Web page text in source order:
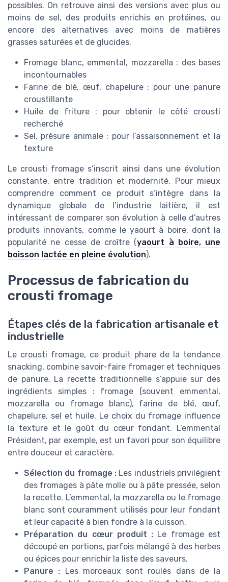
possibles. On retrouve ainsi des versions avec plus ou
moins de sel, des produits enrichis en protéines, ou
encore des alternatives avec moins de matières
grasses saturées et de glucides.
Fromage blanc, emmental, mozzarella : des bases
incontournables
Farine de blé, œuf, chapelure : pour une panure
croustillante
Huile de friture : pour obtenir le côté crousti
recherché
Sel, présure animale : pour l’assaisonnement et la
texture
Le crousti fromage s’inscrit ainsi dans une évolution
constante, entre tradition et modernité. Pour mieux
comprendre comment ce produit s’intègre dans la
dynamique globale de l’industrie laitière, il est
intéressant de comparer son évolution à celle d’autres
produits innovants, comme le yaourt à boire, dont la
popularité ne cesse de croître (yaourt à boire, une
boisson lactée en pleine évolution).
Processus de fabrication du
crousti fromage
Étapes clés de la fabrication artisanale et
industrielle
Le crousti fromage, ce produit phare de la tendance
snacking, combine savoir-faire fromager et techniques
de panure. La recette traditionnelle s’appuie sur des
ingrédients simples : fromage (souvent emmental,
mozzarella ou fromage blanc), farine de blé, œuf,
chapelure, sel et huile. Le choix du fromage influence
la texture et le goût du cœur fondant. L’emmental
Président, par exemple, est un favori pour son équilibre
entre douceur et caractère.
Sélection du fromage : Les industriels privilégient
des fromages à pâte molle ou à pâte pressée, selon
la recette. L’emmental, la mozzarella ou le fromage
blanc sont couramment utilisés pour leur fondant
et leur capacité à bien fondre à la cuisson.
Préparation du cœur produit : Le fromage est
découpé en portions, parfois mélangé à des herbes
ou épices pour enrichir la liste des saveurs.
Panure : Les morceaux sont roulés dans de la